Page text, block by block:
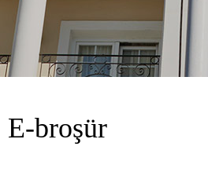
E-broşür